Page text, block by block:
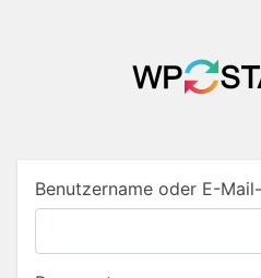
Benutzername oder E-